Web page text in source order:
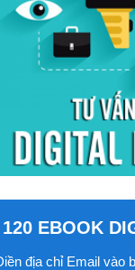
120 EBOOK
địa chỉ Email vào